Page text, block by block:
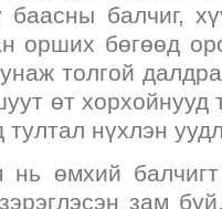
балчиг,
орших бөгөөд
толгой
өт хорхойнууд
нүхлэн
нь өмхий
зам